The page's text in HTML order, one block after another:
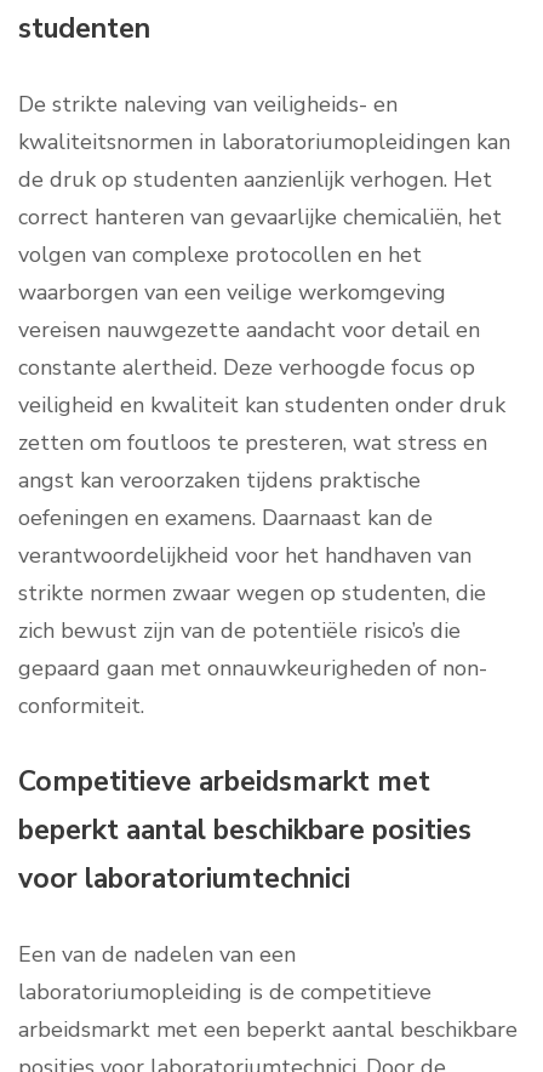
studenten
De strikte naleving van veiligheids- en
kwaliteitsnormen in laboratoriumopleidingen kan
de druk op studenten aanzienlijk verhogen. Het
correct hanteren van gevaarlijke chemicaliën, het
volgen van complexe protocollen en het
waarborgen van een veilige werkomgeving
vereisen nauwgezette aandacht voor detail en
constante alertheid. Deze verhoogde focus op
veiligheid en kwaliteit kan studenten onder druk
zetten om foutloos te presteren, wat stress en
angst kan veroorzaken tijdens praktische
oefeningen en examens. Daarnaast kan de
verantwoordelijkheid voor het handhaven van
strikte normen zwaar wegen op studenten, die
zich bewust zijn van de potentiële risico’s die
gepaard gaan met onnauwkeurigheden of non-
conformiteit.
Competitieve arbeidsmarkt met
beperkt aantal beschikbare posities
voor laboratoriumtechnici
Een van de nadelen van een
laboratoriumopleiding is de competitieve
arbeidsmarkt met een beperkt aantal beschikbare